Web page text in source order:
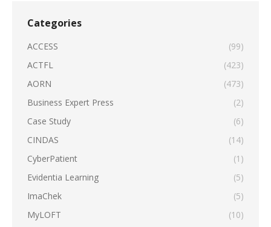
Categories
ACCESS
(99)
ACTFL
(423)
AORN
(473)
Business Expert Press
(2)
Case Study
(6)
CINDAS
(14)
CyberPatient
(1)
Evidentia Learning
(5)
ImaChek
(5)
MyLOFT
(10)